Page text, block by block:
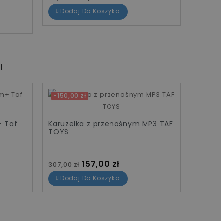
Dodaj Do Koszyka
Taf
-150,00 zł
Karuzelka z przenośnym MP3 TAF
TOYS
Cena standardowa
307,00 zł Cena
157,00 zł
Dodaj Do Koszyka